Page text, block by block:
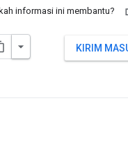
informasi ini membantu?
KIRIM